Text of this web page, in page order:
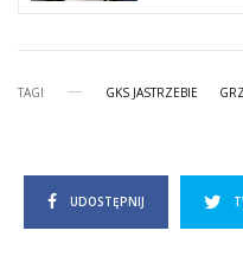
TAGI GKS JASTRZEBIE
UDOSTĘPNIJ